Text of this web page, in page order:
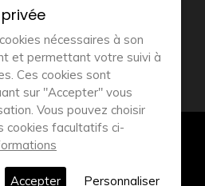
Distribution – Tous droits
nécessaires à son
et permettant votre suivi à
Ces cookies sont
sur "Accepter" vous
Vous pouvez choisir
cookies facultatifs ci-
Accepter Personnaliser